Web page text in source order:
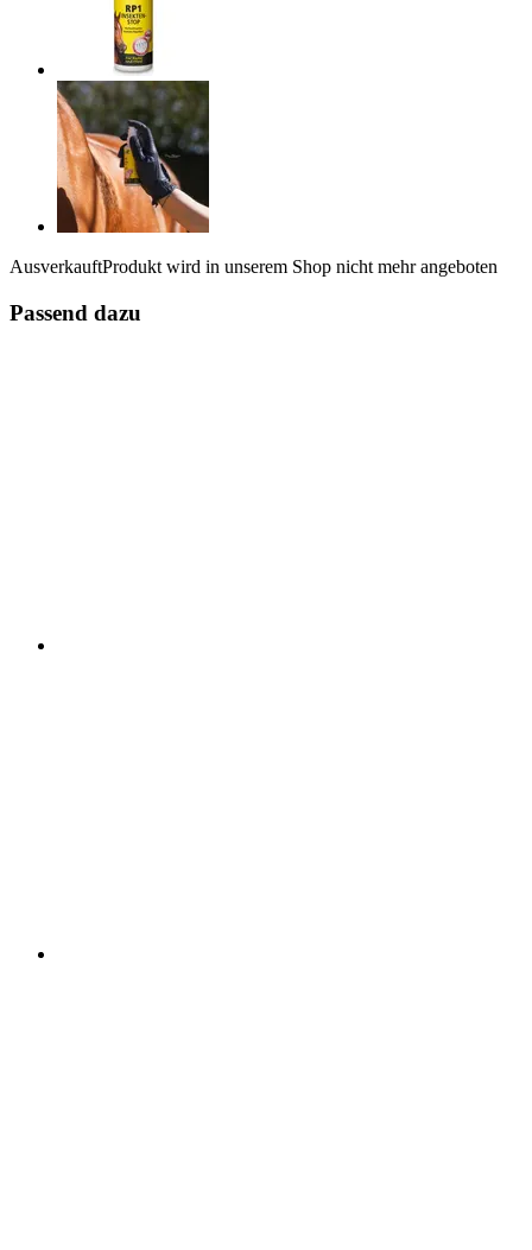
AusverkauftProdukt wird in unserem Shop nicht mehr angeboten
Passend dazu